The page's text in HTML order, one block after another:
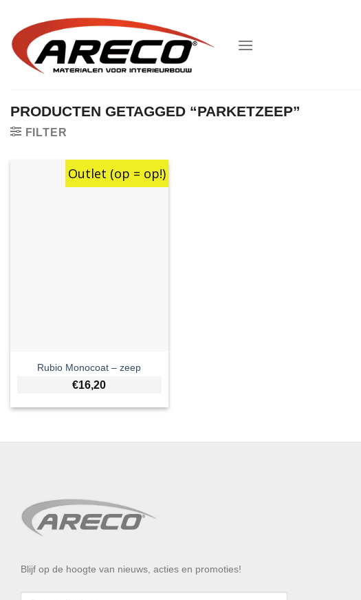
inhoud
PRODUCTEN GETAGGED “PARKETZEEP”
FILTER
Outlet (op = op!)
Rubio Monocoat – zeep
€16,20
Blijf op de hoogte van nieuws, acties en promoties!